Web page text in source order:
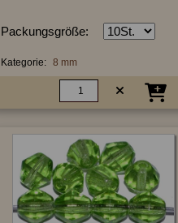
Packungsgröße:
Kategorie: 8 mm